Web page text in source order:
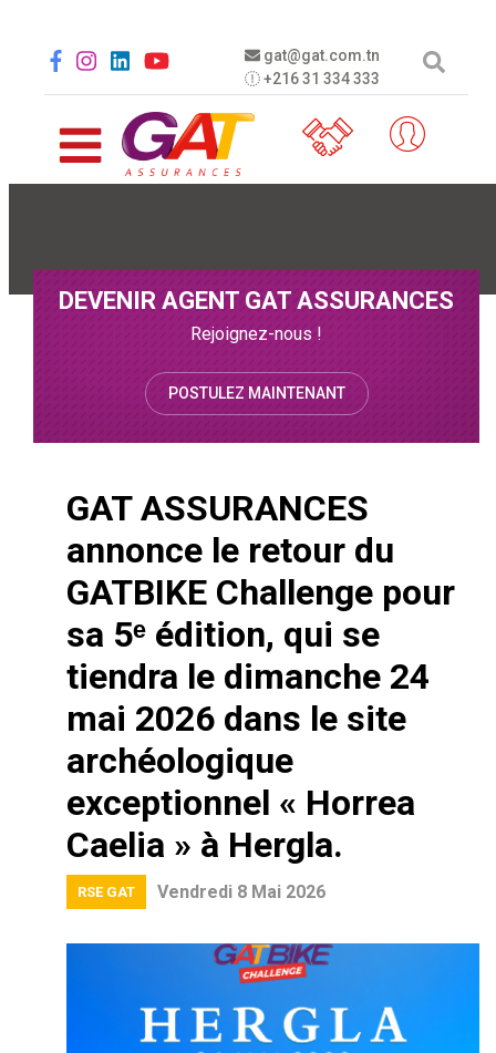
gat@gat.com.tn
+216 31 334 333
Social menu
DEVENIR AGENT GAT ASSURANCES
Rejoignez-nous !
POSTULEZ MAINTENANT
GAT ASSURANCES
annonce le retour du
GATBIKE Challenge pour
sa 5ᵉ édition, qui se
tiendra le dimanche 24
mai 2026 dans le site
archéologique
exceptionnel « Horrea
Caelia » à Hergla.
RSE GAT Vendredi 8 Mai 2026